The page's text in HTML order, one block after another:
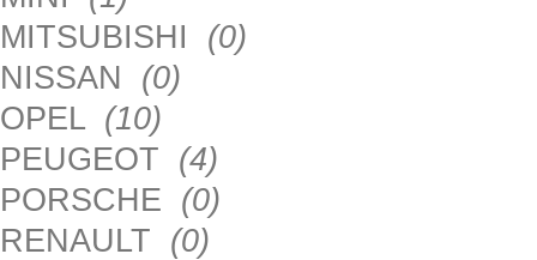
MITSUBISHI (0)
NISSAN (0)
OPEL (10)
PEUGEOT (4)
PORSCHE (0)
RENAULT (0)